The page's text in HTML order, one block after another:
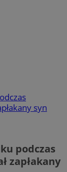
syn
podczas
zapłakany